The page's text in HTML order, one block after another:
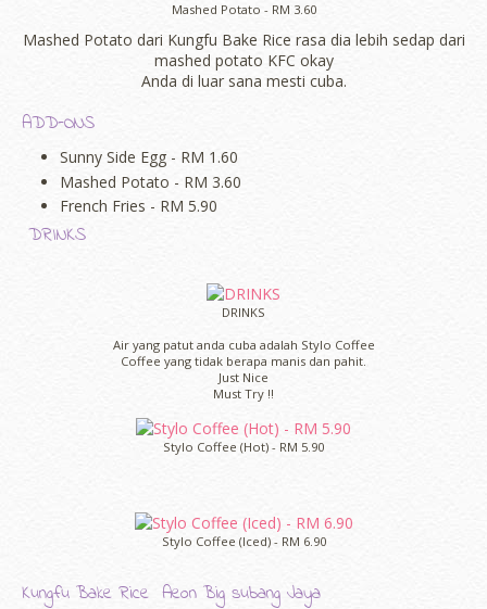
Mashed Potato - RM 3.60
Mashed Potato dari Kungfu Bake Rice rasa dia lebih sedap dari
mashed potato KFC okay
Anda di luar sana mesti cuba.
ADD-ONS
Sunny Side Egg - RM 1.60
Mashed Potato - RM 3.60
French Fries - RM 5.90
DRINKS
DRINKS
Air yang patut anda cuba adalah Stylo Coffee
Coffee yang tidak berapa manis dan pahit.
Just Nice
Must Try !!
Stylo Coffee (Hot) - RM 5.90
Stylo Coffee (Iced) - RM 6.90
Kungfu Bake Rice Aeon Big subang Jaya